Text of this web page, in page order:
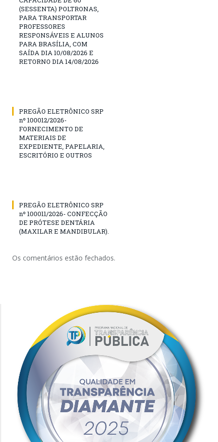
(SESSENTA) POLTRONAS,
PARA TRANSPORTAR
PROFESSORES
RESPONSÁVEIS E ALUNOS
PARA BRASÍLIA, COM
SAÍDA DIA 10/08/2026 E
RETORNO DIA 14/08/2026
PREGÃO ELETRÔNICO SRP
nº 100012/2026-
FORNECIMENTO DE
MATERIAIS DE
EXPEDIENTE, PAPELARIA,
ESCRITÓRIO E OUTROS
PREGÃO ELETRÔNICO SRP
nº 100011/2026- CONFECÇÃO
DE PRÓTESE DENTÁRIA
(MAXILAR E MANDIBULAR).
Os comentários estão fechados.